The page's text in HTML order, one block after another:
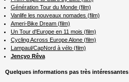
Génération Tour du Monde (film)
Vanlife les nouveaux nomades (film)
Ameri-Bike Dream (film)
Un Tour d'Europe en 11 mois (film)
Cycling Across Europe Alone (film)
Lampaul/CapNord à vélo (film)
Jencyo Rêva
Quelques informations pas très intéressantes